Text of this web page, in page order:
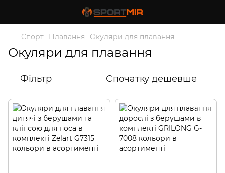
Спорт Плавання Окуляри для плавання
Окуляри для плавання
Фільтр Спочатку дешевше